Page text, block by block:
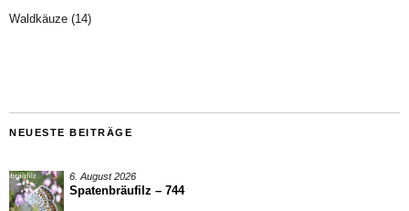
Waldkäuze (14)
NEUESTE BEITRÄGE
6. August 2026
Spatenbräufilz – 744